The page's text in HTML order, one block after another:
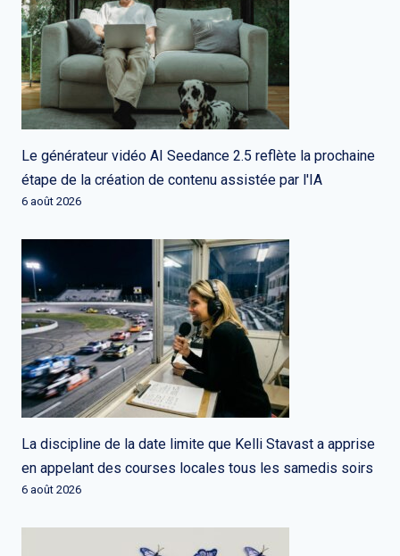
Le générateur vidéo AI Seedance 2.5 reflète la prochaine
étape de la création de contenu assistée par l'IA
6 août 2026
La discipline de la date limite que Kelli Stavast a apprise
en appelant des courses locales tous les samedis soirs
6 août 2026